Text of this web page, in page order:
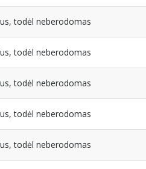
todėl neberodomas
todėl neberodomas
todėl neberodomas
todėl neberodomas
todėl neberodomas